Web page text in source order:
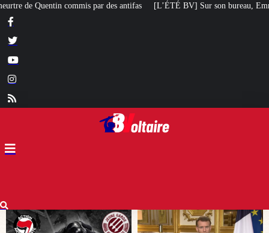
[L’ÉTÉ BV] Sur son bureau, Emmanuel Macron a posé le livre d’un